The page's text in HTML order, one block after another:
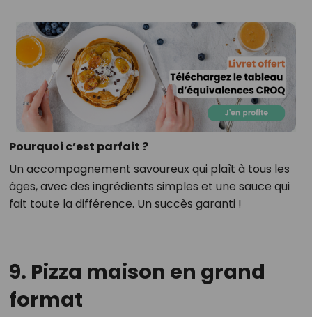
Pourquoi c’est parfait ?
Un accompagnement savoureux qui plaît à tous les
âges, avec des ingrédients simples et une sauce qui
fait toute la différence. Un succès garanti !
9. Pizza maison en grand
format